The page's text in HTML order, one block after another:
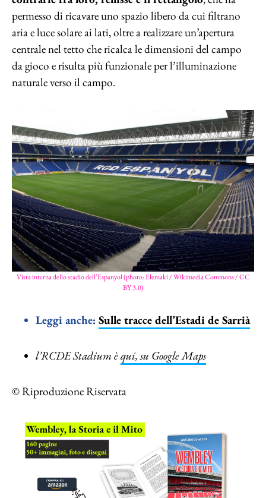
permesso di ricavare uno spazio libero da cui filtrano
aria e luce solare ai lati, oltre a realizzare un’apertura
centrale nel tetto che ricalca le dimensioni del campo
da gioco e risulta più funzionale per l’illuminazione
naturale verso il campo.
Vista interna dello stadio dell’Espanyol (photo: Elemaki / Wikimedia Commons / CC
BY 3.0)
Leggi anche: Sulle tracce dell’Estadi de Sarrià
l’RCDE Stadium èqui, su Google Maps
© Riproduzione Riservata